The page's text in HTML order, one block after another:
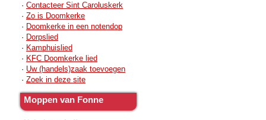
· Contacteer Sint Caroluskerk
· Zo is Doomkerke
· Doomkerke in een notendop
· Dorpslied
· Kamphuislied
· KFC Doomkerke lied
· Uw (handels)zaak toevoegen
· Zoek in deze site
Moppen van Fonne